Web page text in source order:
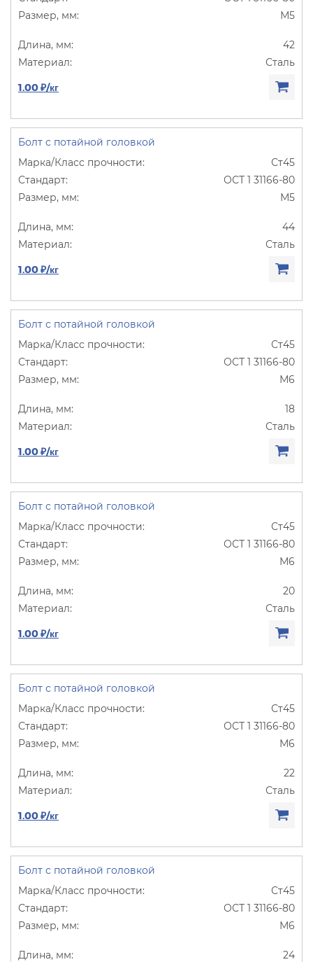
М5
42
Сталь
1.00 ₽/кг
Болт с потайной головкой
Ст45
ОСТ 1 31166-80
М5
44
Сталь
1.00 ₽/кг
Болт с потайной головкой
Ст45
ОСТ 1 31166-80
М6
18
Сталь
1.00 ₽/кг
Болт с потайной головкой
Ст45
ОСТ 1 31166-80
М6
20
Сталь
1.00 ₽/кг
Болт с потайной головкой
Ст45
ОСТ 1 31166-80
М6
22
Сталь
1.00 ₽/кг
Болт с потайной головкой
Ст45
ОСТ 1 31166-80
М6
24